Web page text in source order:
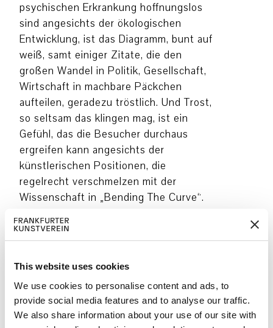
This website uses cookies
We use cookies to personalise content and ads, to
provide social media features and to analyse our traffic.
We also share information about your use of our site with
psychischen Erkrankung hoffnungslos
sind angesichts der ökologischen
Entwicklung, ist das Diagramm, bunt auf
weiß, samt einiger Zitate, die den
großen Wandel in Politik, Gesellschaft,
Wirtschaft in machbare Päckchen
aufteilen, geradezu tröstlich. Und Trost,
so seltsam das klingen mag, ist ein
Gefühl, das die Besucher durchaus
ergreifen kann angesichts der
künstlerischen Positionen, die
regelrecht verschmelzen mit der
Wissenschaft in „Bending The Curve“.
Untertitel „Wissen, Handeln, (Für)sorge
für Biodiversität“. (…) So versucht der
Parcours durch den Kunstverein, die
unserer Zuversicht und Tatkraft
umzukehren. Er spricht die Empathie
jedes Einzelnen an und eine